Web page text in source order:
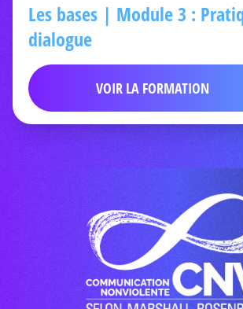
Les bases | Module 3 :
dialogue
VOIR LA FORMATION